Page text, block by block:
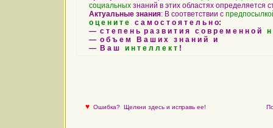
социальных знаний в этих областях определяется
Актуальные знания: В соответствии с
о ц е н и т е с а м о с т о я т е л ь н о:
— с т е п е н ь р а з в и т и я с о в р е м е н н о й н
— о б ъ е м В а ш и х з н а н и й и
— В а ш и н т е л л е к т !
♥ Ошибка? Щелкни здесь и исправь ее!